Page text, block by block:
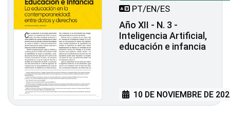
PT/EN/ES
Año XII - N. 3 -
Inteligencia Artificial,
educación e infancia
10 DE NOVIEMBRE DE